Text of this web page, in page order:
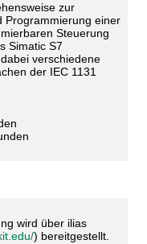
zur
Programmierung einer
Steuerung
Simatic S7
verschiedene
der IEC 1131
wird über ilias
) bereitgestellt.